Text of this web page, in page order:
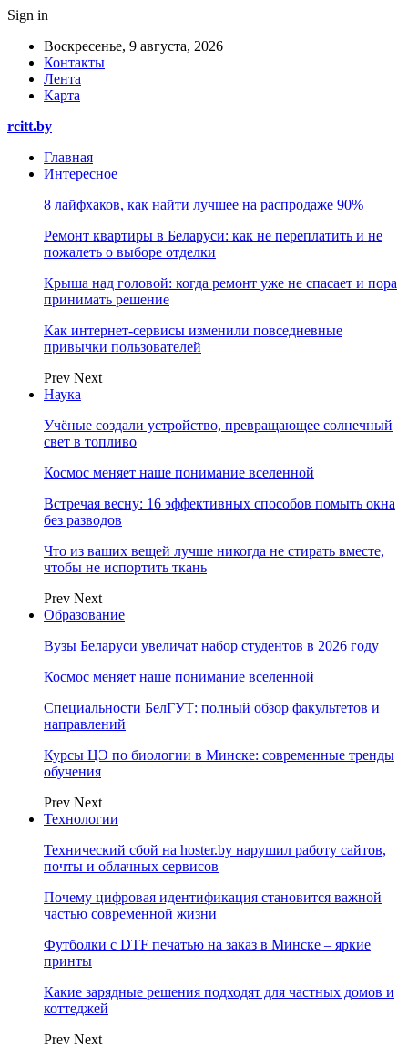
Sign in
Воскресенье, 9 августа, 2026
Контакты
Лента
Карта
rcitt.by
Главная
Интересное
8 лайфхаков, как найти лучшее на распродаже 90%
Ремонт квартиры в Беларуси: как не переплатить и не
пожалеть о выборе отделки
Крыша над головой: когда ремонт уже не спасает и пора
принимать решение
Как интернет-сервисы изменили повседневные
привычки пользователей
Prev Next
Наука
Учёные создали устройство, превращающее солнечный
свет в топливо
Космос меняет наше понимание вселенной
Встречая весну: 16 эффективных способов помыть окна
без разводов
Что из ваших вещей лучше никогда не стирать вместе,
чтобы не испортить ткань
Prev Next
Образование
Вузы Беларуси увеличат набор студентов в 2026 году
Космос меняет наше понимание вселенной
Специальности БелГУТ: полный обзор факультетов и
направлений
Курсы ЦЭ по биологии в Минске: современные тренды
обучения
Prev Next
Технологии
Технический сбой на hoster.by нарушил работу сайтов,
почты и облачных сервисов
Почему цифровая идентификация становится важной
частью современной жизни
Футболки с DTF печатью на заказ в Минске – яркие
принты
Какие зарядные решения подходят для частных домов и
коттеджей
Prev Next